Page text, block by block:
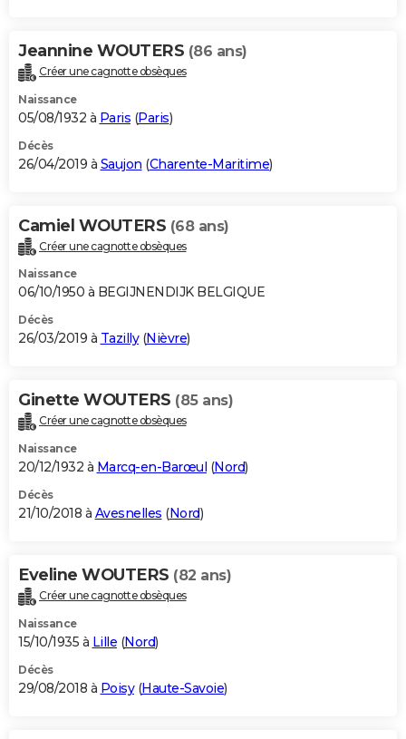
Jeannine WOUTERS (86 ans)
Créer une cagnotte obsèques
Naissance
05/08/1932 à Paris (Paris)
Décès
26/04/2019 à Saujon (Charente-Maritime)
Camiel WOUTERS (68 ans)
Créer une cagnotte obsèques
Naissance
06/10/1950 à BEGIJNENDIJK BELGIQUE
Décès
26/03/2019 à Tazilly(Nièvre)
Ginette WOUTERS (85 ans)
Créer une cagnotte obsèques
Naissance
20/12/1932 à Marcq-en-Barœul (Nord)
Décès
21/10/2018 à Avesnelles (Nord)
Eveline WOUTERS (82 ans)
Créer une cagnotte obsèques
Naissance
15/10/1935 à Lille (Nord)
Décès
29/08/2018 à Poisy(Haute-Savoie)